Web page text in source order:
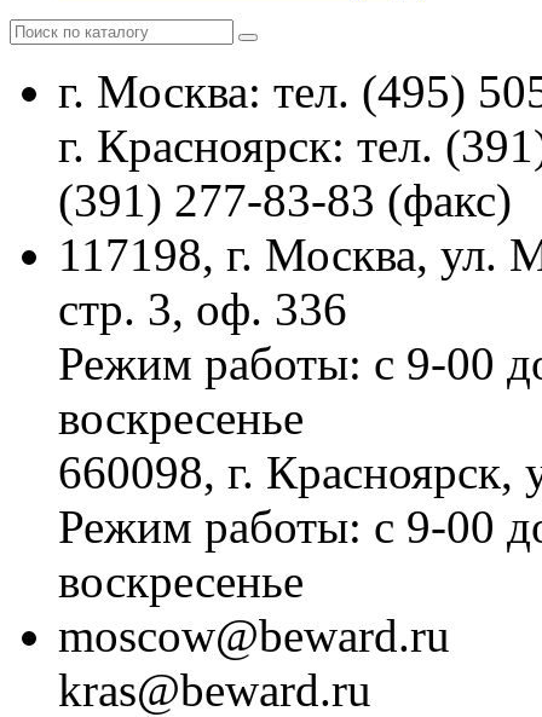
г. Москва: тел. (495)
г. Красноярск: тел.
(391) 277-83-83 (факс)
117198, г. Москва, ул.
стр. 3, оф. 336
Режим работы: с 9-00
воскресенье
660098, г.
Режим работы: с 9-00
воскресенье
moscow@beward.ru
kras@beward.ru